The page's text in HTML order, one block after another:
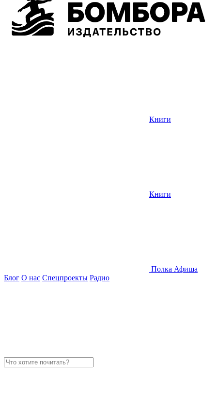
Книги
Книги
Полка Афиша
Блог О нас Спецпроекты Радио